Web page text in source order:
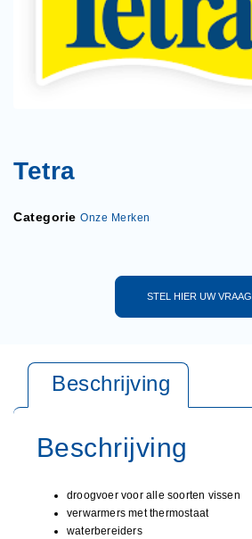
Tetra
Categorie Onze Merken
STEL HIER UW VRAAG
droogvoer voor alle soorten vissen
verwarmers met thermostaat
waterbereiders